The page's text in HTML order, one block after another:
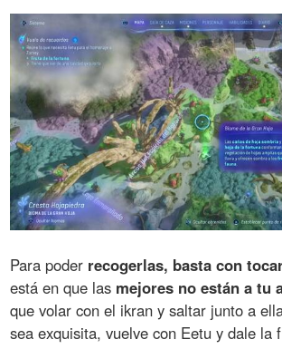
Para poder recogerlas, basta con
está en que las mejores no están a tu
que volar con el ikran y saltar junto a
sea exquisita, vuelve con Eetu y dale la